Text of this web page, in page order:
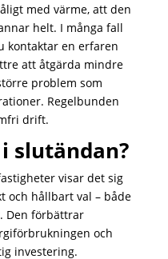
med värme, att den
helt. I många fall
kontaktar en erfaren
att åtgärda mindre
problem som
Regelbunden
drift.
slutändan?
visar det sig
och hållbart val – både
Den förbättrar
och
investering.